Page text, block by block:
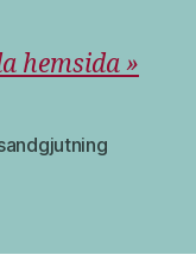
hemsida »